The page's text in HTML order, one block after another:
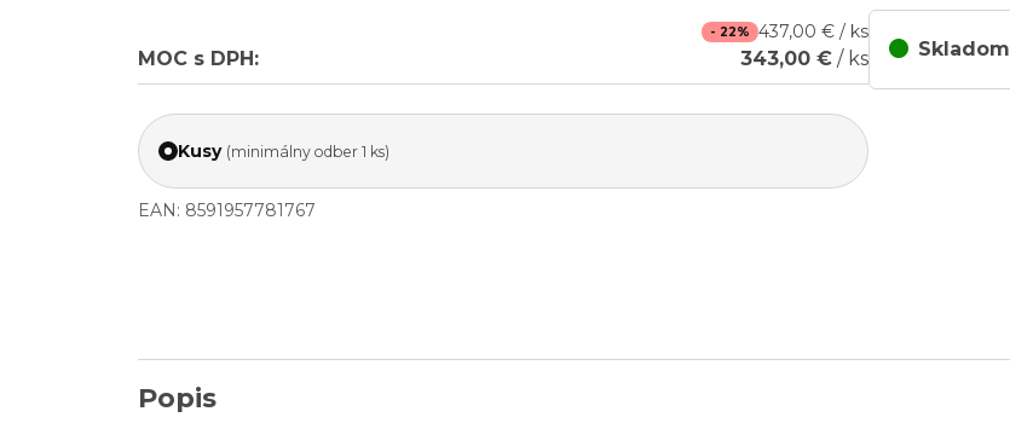
- 22% 437,00 € / ks
MOC s DPH: 343,00 € / ks
Kusy (minimálny odber 1 ks)
EAN: 8591957781767
Skladom
Popis